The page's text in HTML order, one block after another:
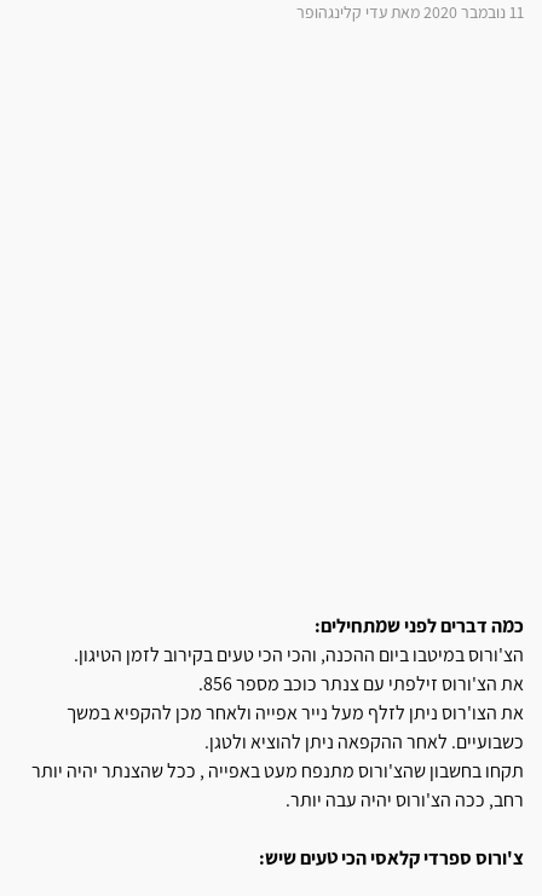
11 נובמבר 2020 מאת עדי קלינגהופר
כמה דברים לפני שמתחילים:
הצ'ורוס במיטבו ביום ההכנה, והכי הכי טעים בקירוב לזמן הטיגון.
את הצ'ורוס זילפתי עם צנתר כוכב מספר 856.
את הצו'רוס ניתן לזלף מעל נייר אפייה ולאחר מכן להקפיא במשך
כשבועיים. לאחר ההקפאה ניתן להוציא ולטגן.
תקחו בחשבון שהצ'ורוס מתנפח מעט באפייה , ככל שהצנתר יהיה יותר
רחב, ככה הצ'ורוס יהיה עבה יותר.
צ'ורוס ספרדי קלאסי הכי טעים שיש: